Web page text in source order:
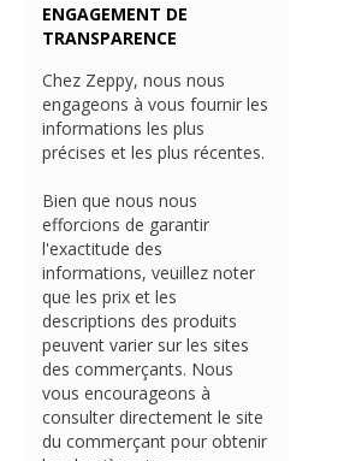
ENGAGEMENT DE
TRANSPARENCE
Chez Zeppy, nous nous
engageons à vous fournir les
informations les plus
précises et les plus récentes.
Bien que nous nous
efforcions de garantir
l'exactitude des
informations, veuillez noter
que les prix et les
descriptions des produits
peuvent varier sur les sites
des commerçants. Nous
vous encourageons à
consulter directement le site
du commerçant pour obtenir